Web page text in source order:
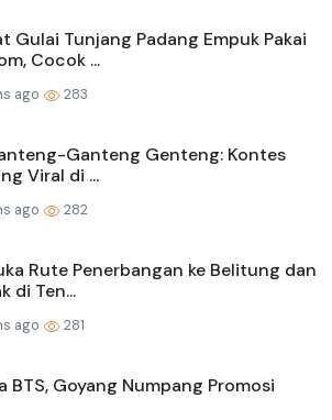
Gulai Tunjang Padang Empuk Pakai
Cocok ...
ago 283
Ganteng Genteng: Kontes
Viral di ...
ago 282
Rute Penerbangan ke Belitung dan
di Ten...
ago 281
BTS, Goyang Numpang Promosi